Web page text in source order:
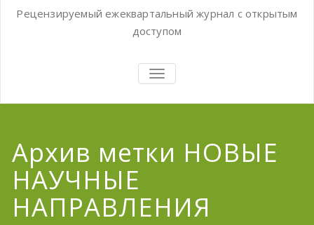
Рецензируемый ежеквартальный журнал с открытым
доступом
TOGGLE
NAVIGATION
Архив метки НОВЫЕ
НАУЧНЫЕ
НАПРАВЛЕНИЯ